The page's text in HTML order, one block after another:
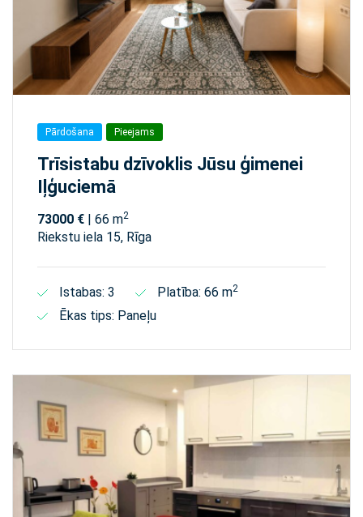
Pārdošana Pieejams
Trīsistabu dzīvoklis Jūsu ģimenei
Iļģuciemā
73000 € | 66 m2
Riekstu iela 15, Rīga
Istabas: 3 Platība: 66 m2
Ēkas tips: Paneļu